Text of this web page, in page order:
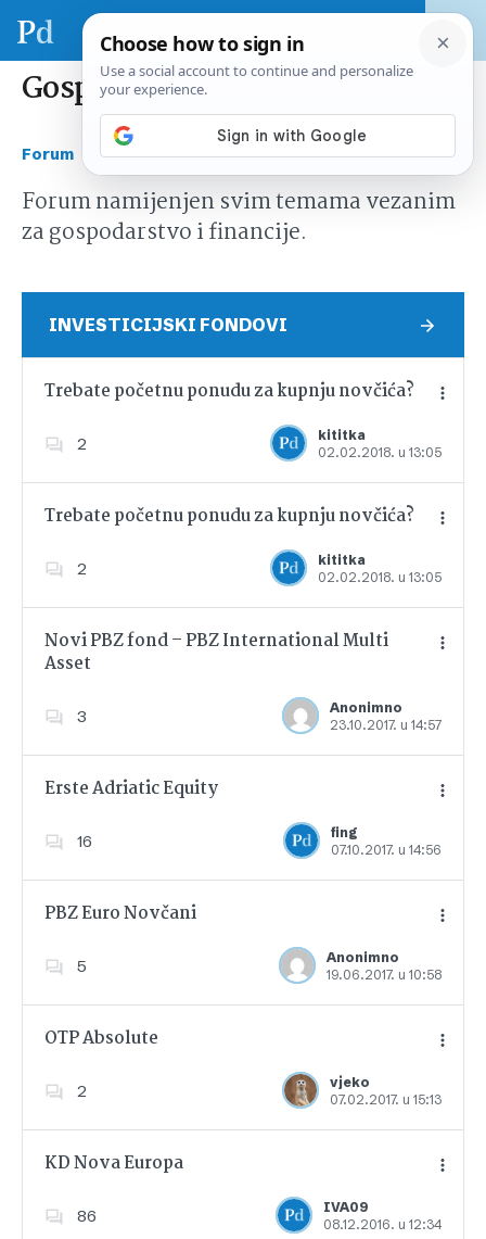
Gospodarstvo i financije
Forum Gospodarstvo i financije
Forum namijenjen svim temama vezanim
za gospodarstvo i financije.
INVESTICIJSKI FONDOVI
Trebate početnu ponudu za kupnju novčića?
2
kititka
02.02.2018. u 13:05
Dodajte u favorite
Trebate početnu ponudu za kupnju novčića?
2
kititka
02.02.2018. u 13:05
Dodajte u favorite
Novi PBZ fond – PBZ International Multi
Asset
3
Anonimno
23.10.2017. u 14:57
Dodajte u favorite
Erste Adriatic Equity
16
fing
07.10.2017. u 14:56
Dodajte u favorite
PBZ Euro Novčani
5
Anonimno
19.06.2017. u 10:58
Dodajte u favorite
OTP Absolute
2
vjeko
07.02.2017. u 15:13
Dodajte u favorite
KD Nova Europa
86
IVA09
08.12.2016. u 12:34
Dodajte u favorite